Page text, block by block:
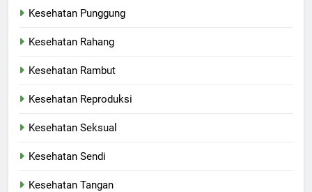
Kesehatan Punggung
Kesehatan Rahang
Kesehatan Rambut
Kesehatan Reproduksi
Kesehatan Seksual
Kesehatan Sendi
Kesehatan Tangan